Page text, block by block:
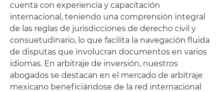
cuenta con experiencia y capacitación
internacional, teniendo una comprensión integral
de las reglas de jurisdicciones de derecho civil y
consuetudinario, lo que facilita la navegación fluida
de disputas que involucran documentos en varios
idiomas. En arbitraje de inversión, nuestros
abogados se destacan en el mercado de arbitraje
mexicano beneficiándose de la red internacional